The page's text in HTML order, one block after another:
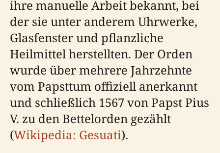
ihre manuelle Arbeit bekannt, bei
der sie unter anderem Uhrwerke,
Glasfenster und pflanzliche
Heilmittel herstellten. Der Orden
wurde über mehrere Jahrzehnte
vom Papsttum offiziell anerkannt
und schließlich 1567 von Papst Pius
V. zu den Bettelorden gezählt
(Wikipedia: Gesuati).